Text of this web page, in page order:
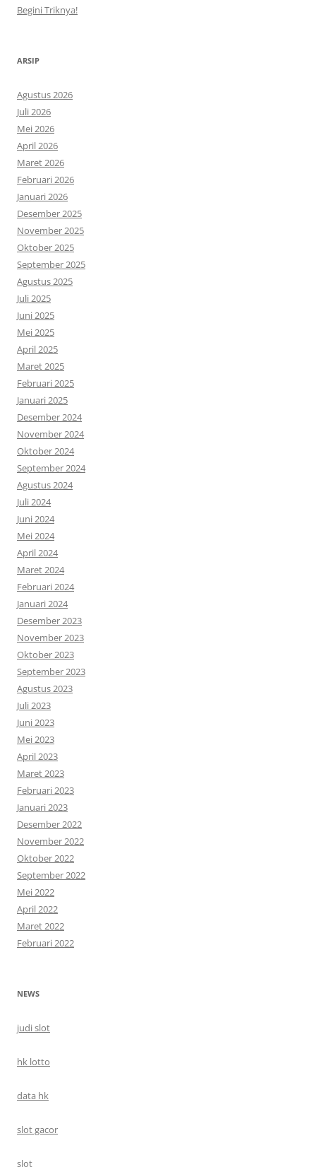
Begini Triknya!
ARSIP
Agustus 2026
Juli 2026
Mei 2026
April 2026
Maret 2026
Februari 2026
Januari 2026
Desember 2025
November 2025
Oktober 2025
September 2025
Agustus 2025
Juli 2025
Juni 2025
Mei 2025
April 2025
Maret 2025
Februari 2025
Januari 2025
Desember 2024
November 2024
Oktober 2024
September 2024
Agustus 2024
Juli 2024
Juni 2024
Mei 2024
April 2024
Maret 2024
Februari 2024
Januari 2024
Desember 2023
November 2023
Oktober 2023
September 2023
Agustus 2023
Juli 2023
Juni 2023
Mei 2023
April 2023
Maret 2023
Februari 2023
Januari 2023
Desember 2022
November 2022
Oktober 2022
September 2022
Mei 2022
April 2022
Maret 2022
Februari 2022
NEWS
judi slot
hk lotto
data hk
slot gacor
slot